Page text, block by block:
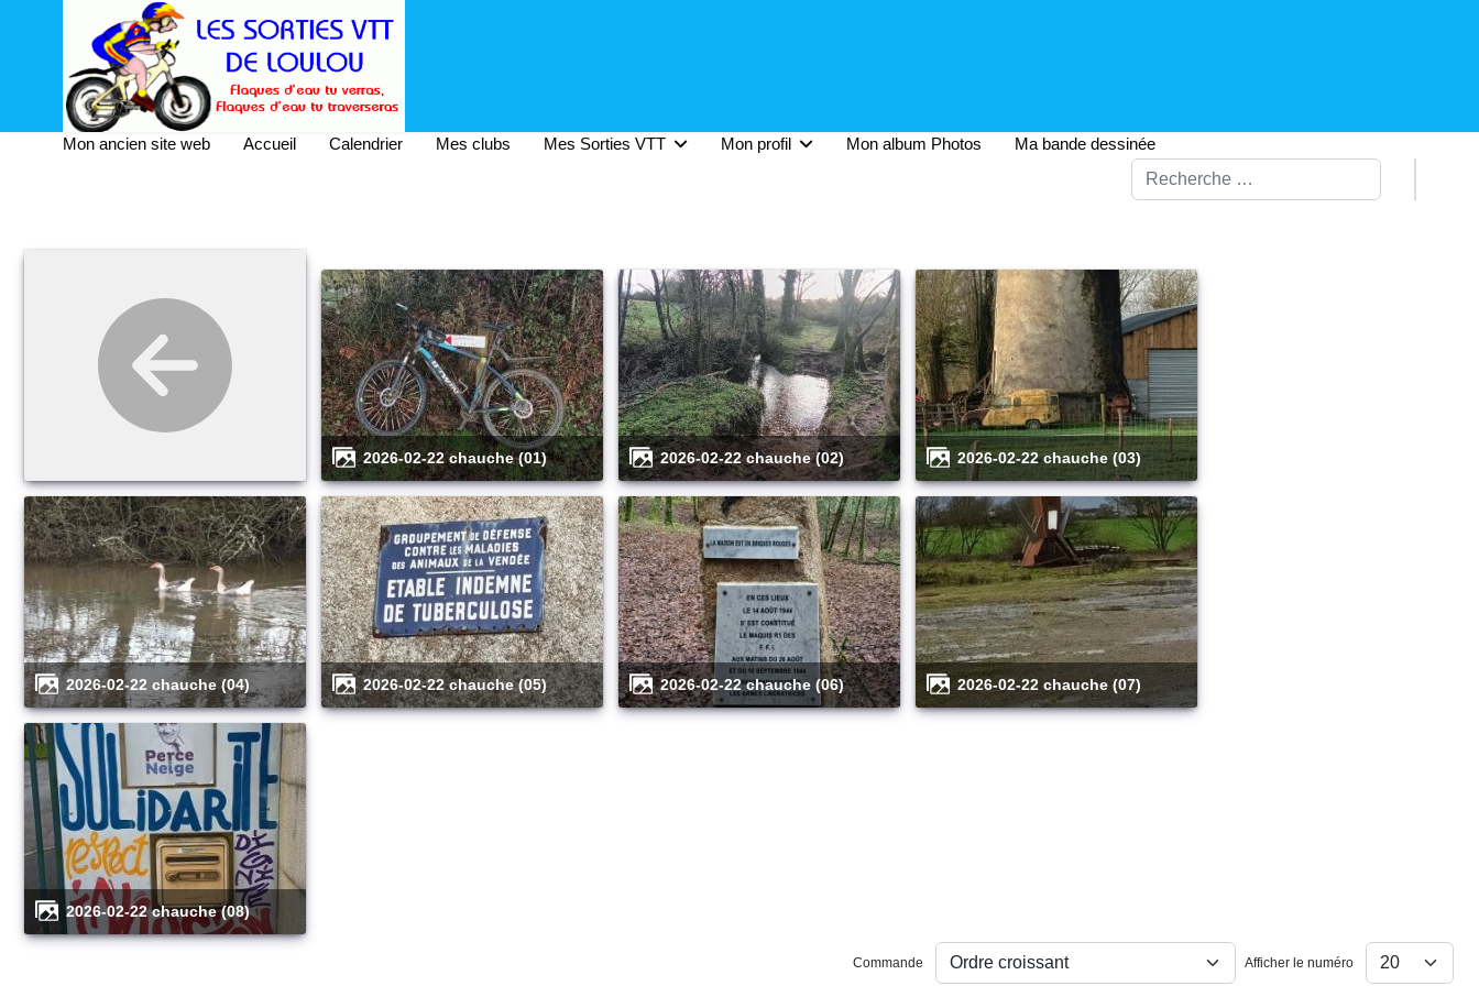
Mon ancien site web Accueil Calendrier Mes clubs Mes Sorties VTT Mon profil Mon album Photos Ma bande dessinée
Rechercher
2026-02-22 chauche (01) 2026-02-22 chauche (02) 2026-02-22 chauche (03)
2026-02-22 chauche (04) 2026-02-22 chauche (05) 2026-02-22 chauche (06) 2026-02-22 chauche (07)
2026-02-22 chauche (08)
Commande Afficher le numéro